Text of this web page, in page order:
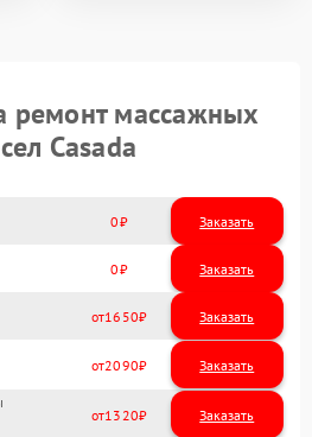
ремонт массажных
Casada
0 Заказать
0 Заказать
1650
2090
1320